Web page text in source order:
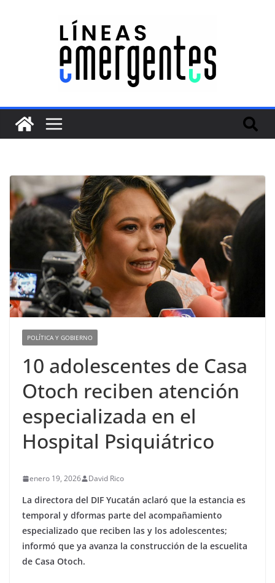
POLÍTICA Y GOBIERNO
10 adolescentes de Casa
Otoch reciben atención
especializada en el
Hospital Psiquiátrico
enero 19, 2026 David Rico
La directora del DIF Yucatán aclaró que la estancia es
temporal y dformas parte del acompañamiento
especializado que reciben las y los adolescentes;
informó que ya avanza la construcción de la escuelita
de Casa Otoch.